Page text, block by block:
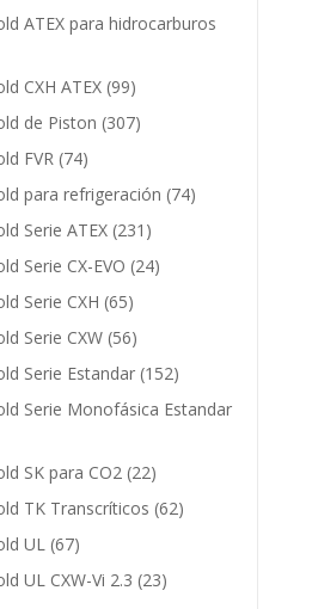
ATEX para hidrocarburos
CXH ATEX (99)
de Piston (307)
FVR (74)
para refrigeración (74)
Serie ATEX (231)
Serie CX-EVO (24)
Serie CXH (65)
Serie CXW (56)
Serie Estandar (152)
Serie Monofásica Estandar
SK para CO2 (22)
TK Transcríticos (62)
UL (67)
UL CXW-Vi 2.3 (23)